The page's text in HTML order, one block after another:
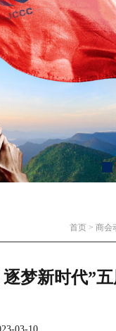
首页 > 商会
梦新时代”